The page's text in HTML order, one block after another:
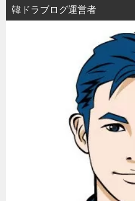
ン
韓ドラブログ運営者